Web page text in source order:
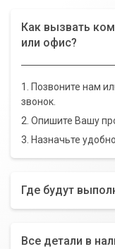
Как вызвать
или офис?
1. Позвоните нам
звонок.
2. Опишите Вашу
3. Назначьте
Где будут
Все детали в